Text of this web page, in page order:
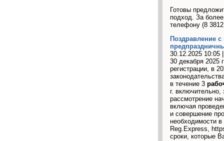
Готовы
подход. За
телефону (8
Поздравление
30.12.2025 10:05
30 декабря 2025
регистрации, в
в течение 3
г.
рассмотрение
включая
и совершение
необходимости
Reg.Express,
сроки, которые